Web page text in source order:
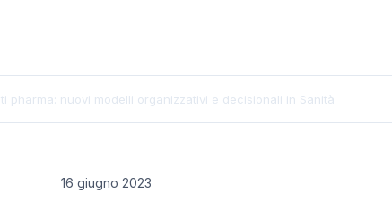
pharma: nuovi modelli organizzativi e decisionali in Sanità
16 giugno 2023